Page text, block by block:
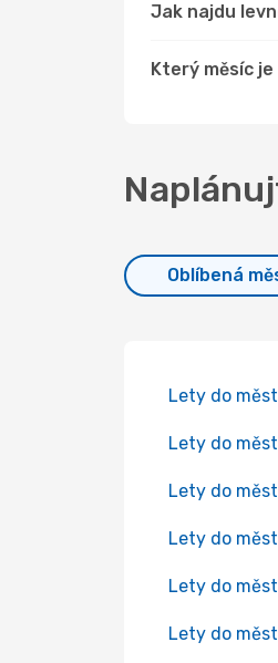
Jak najdu
Který měsíc
Oblíbená
Lety do
Lety do
Lety do
Lety do
Lety do
Lety do